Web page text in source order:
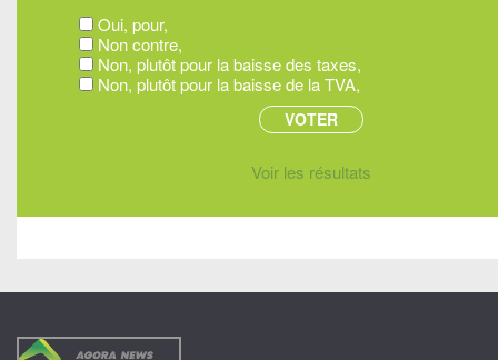
Oui, pour,
Non contre,
Non, plutôt pour la baisse des taxes,
Non, plutôt pour la baisse de la TVA,
Voir les résultats